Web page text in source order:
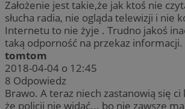
Założenie jest takie,że jak ktoś nie
słucha radia, nie ogląda telewizji i nie
Internetu to nie żyje . Trudno jakoś
taką odporność na przekaz informacji.
tomtom
2018-04-04 o 12:45
8 Odpowiedz
Brawo. A teraz niech zastanowią się ci
że policji nie widać... bo nie zawsze